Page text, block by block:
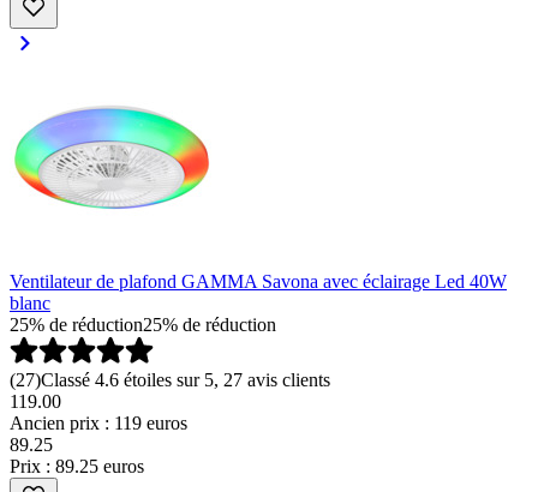
Ventilateur de plafond GAMMA Savona avec éclairage Led 40W
blanc
25% de réduction25% de réduction
(27)Classé 4.6 étoiles sur 5, 27 avis clients
119.00
Ancien prix : 119 euros
89.25
Prix : 89.25 euros